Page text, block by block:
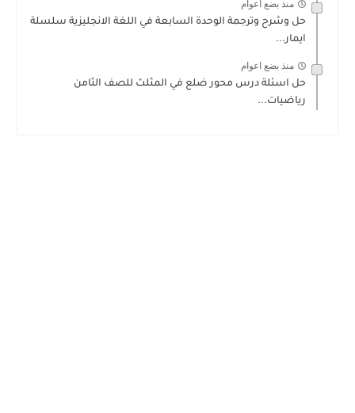
منذ بضع اعوام
حل وشرح وترجمة الوحدة السابعة في اللغة الانجليزية سلسلة
ايمار...
منذ بضع اعوام
حل اسئلة درس محور ضلع في المثلث للصف الثامن
رياضيات...